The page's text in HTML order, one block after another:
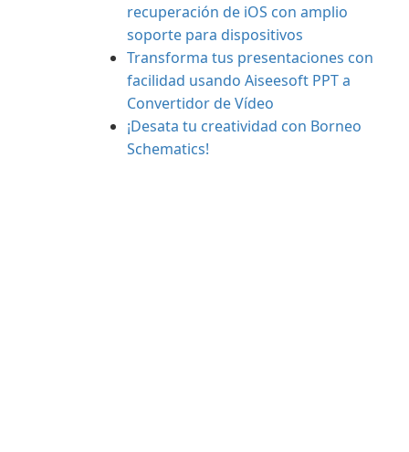
recuperación de iOS con amplio
soporte para dispositivos
Transforma tus presentaciones con
facilidad usando Aiseesoft PPT a
Convertidor de Vídeo
¡Desata tu creatividad con Borneo
Schematics!